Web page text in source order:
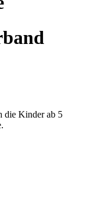
die Kinder ab 5